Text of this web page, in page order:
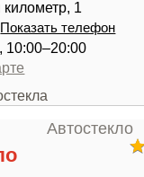
1
Показать телефон
10:00–20:00